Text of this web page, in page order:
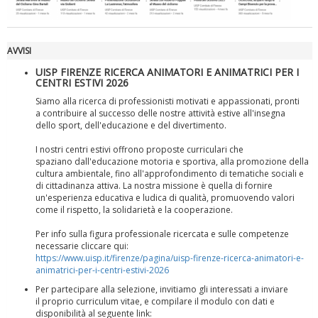
Tiziano Pesce a Radio InBlu2000 traccia il bilancio della stagione
AVVISI
UISP FIRENZE RICERCA ANIMATORI E ANIMATRICI PER I
CENTRI ESTIVI 2026
Siamo alla ricerca di professionisti motivati e appassionati, pronti
a contribuire al successo delle nostre attività estive all'insegna
dello sport, dell'educazione e del divertimento.
I nostri centri estivi offrono proposte curriculari che
spaziano dall'educazione motoria e sportiva, alla promozione della
cultura ambientale, fino all'approfondimento di tematiche sociali e
di cittadinanza attiva. La nostra missione è quella di fornire
un'esperienza educativa e ludica di qualità, promuovendo valori
come il rispetto, la solidarietà e la cooperazione.
Per info sulla figura professionale ricercata e sulle competenze
necessarie cliccare qui:
https://www.uisp.it/firenze/pagina/uisp-firenze-ricerca-animatori-e-
animatrici-per-i-centri-estivi-2026
Per partecipare alla selezione, invitiamo gli interessati a inviare
il proprio curriculum vitae, e compilare il modulo con dati e
disponibilità al seguente link: